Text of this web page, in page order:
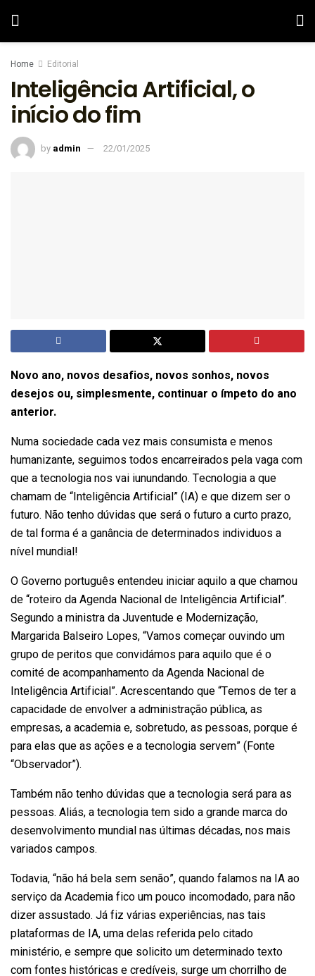
Home Editorial
Inteligência Artificial, o
início do fim
by admin 22/01/2025
Novo ano, novos desafios, novos sonhos, novos
desejos ou, simplesmente, continuar o ímpeto do ano
anterior.
Numa sociedade cada vez mais consumista e menos
humanizante, seguimos todos encarreirados pela vaga com
que a tecnologia nos vai iunundando. Tecnologia a que
chamam de “Inteligência Artificial” (IA) e que dizem ser o
futuro. Não tenho dúvidas que será o futuro a curto prazo,
de tal forma é a ganância de determinados individuos a
nível mundial!
O Governo português entendeu iniciar aquilo a que chamou
de “roteiro da Agenda Nacional de Inteligência Artificial”.
Segundo a ministra da Juventude e Modernização,
Margarida Balseiro Lopes, “Vamos começar ouvindo um
grupo de peritos que convidámos para aquilo que é o
comité de acompanhamento da Agenda Nacional de
Inteligência Artificial”. Acrescentando que “Temos de ter a
capacidade de envolver a administração pública, as
empresas, a academia e, sobretudo, as pessoas, porque é
para elas que as ações e a tecnologia servem” (Fonte
“Observador”).
Também não tenho dúvidas que a tecnologia será para as
pessoas. Aliás, a tecnologia tem sido a grande marca do
desenvolvimento mundial nas últimas décadas, nos mais
variados campos.
Todavia, “não há bela sem senão”, quando falamos na IA ao
serviço da Academia fico um pouco incomodado, para não
dizer assustado. Já fiz várias experiências, nas tais
plataformas de IA, uma delas referida pelo citado
ministério, e sempre que solicito um determinado texto
com fontes históricas e credíveis, surge um chorrilho de